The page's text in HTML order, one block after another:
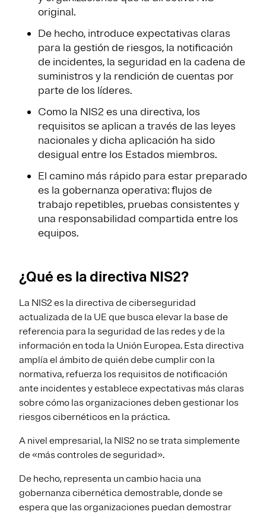
original.
De hecho, introduce expectativas claras
para la gestión de riesgos, la notificación
de incidentes, la seguridad en la cadena de
suministros y la rendición de cuentas por
parte de los líderes.
Como la NIS2 es una directiva, los
requisitos se aplican a través de las leyes
nacionales y dicha aplicación ha sido
desigual entre los Estados miembros.
El camino más rápido para estar preparado
es la gobernanza operativa: flujos de
trabajo repetibles, pruebas consistentes y
una responsabilidad compartida entre los
equipos.
¿Qué es la directiva NIS2?
La NIS2 es la directiva de ciberseguridad
actualizada de la UE que busca elevar la base de
referencia para la seguridad de las redes y de la
información en toda la Unión Europea. Esta directiva
amplía el ámbito de quién debe cumplir con la
normativa, refuerza los requisitos de notificación
ante incidentes y establece expectativas más claras
sobre cómo las organizaciones deben gestionar los
riesgos cibernéticos en la práctica.
A nivel empresarial, la NIS2 no se trata simplemente
de «más controles de seguridad».
De hecho, representa un cambio hacia una
gobernanza cibernética demostrable, donde se
espera que las organizaciones puedan demostrar